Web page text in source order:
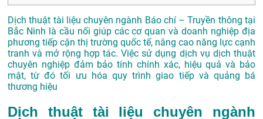
Dịch thuật tài liệu chuyên ngành Báo chí – Truyền thông tại
Bắc Ninh là cầu nối giúp các cơ quan và doanh nghiệp địa
phương tiếp cận thị trường quốc tế, nâng cao năng lực cạnh
tranh và mở rộng hợp tác. Việc sử dụng dịch vụ dịch thuật
chuyên nghiệp đảm bảo tính chính xác, hiệu quả và bảo
mật, từ đó tối ưu hóa quy trình giao tiếp và quảng bá
thương hiệu
Dịch thuật tài liệu chuyên ngành